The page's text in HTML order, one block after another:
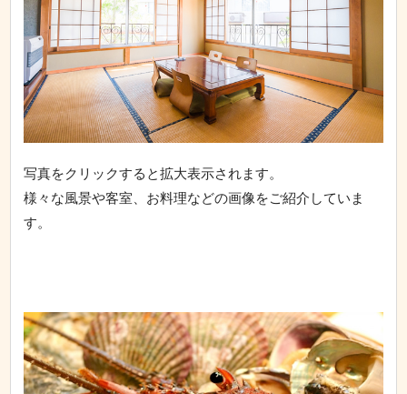
写真をクリックすると拡大表示されます。
様々な風景や客室、お料理などの画像をご紹介していま
す。